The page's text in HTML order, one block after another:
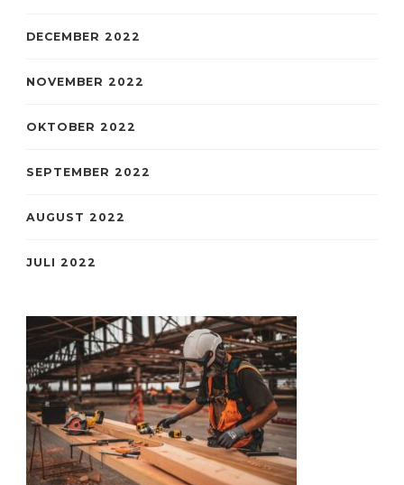
DECEMBER 2022
NOVEMBER 2022
OKTOBER 2022
SEPTEMBER 2022
AUGUST 2022
JULI 2022